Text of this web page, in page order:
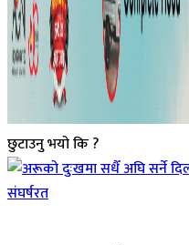
छुटाउनु भयो कि ?